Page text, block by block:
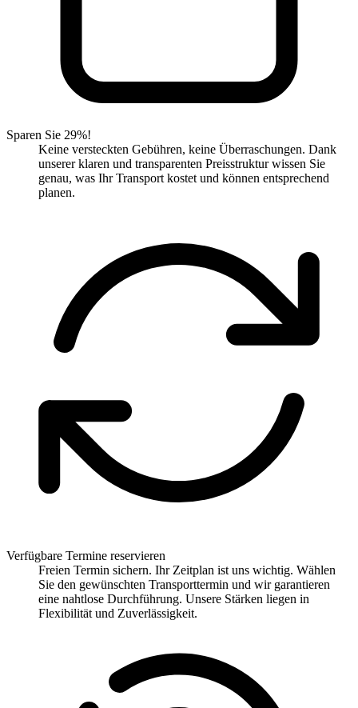
Sparen Sie 29%!
Keine versteckten Gebühren, keine Überraschungen. Dank
unserer klaren und transparenten Preisstruktur wissen Sie
genau, was Ihr Transport kostet und können entsprechend
planen.
Verfügbare Termine reservieren
Freien Termin sichern. Ihr Zeitplan ist uns wichtig. Wählen
Sie den gewünschten Transporttermin und wir garantieren
eine nahtlose Durchführung. Unsere Stärken liegen in
Flexibilität und Zuverlässigkeit.